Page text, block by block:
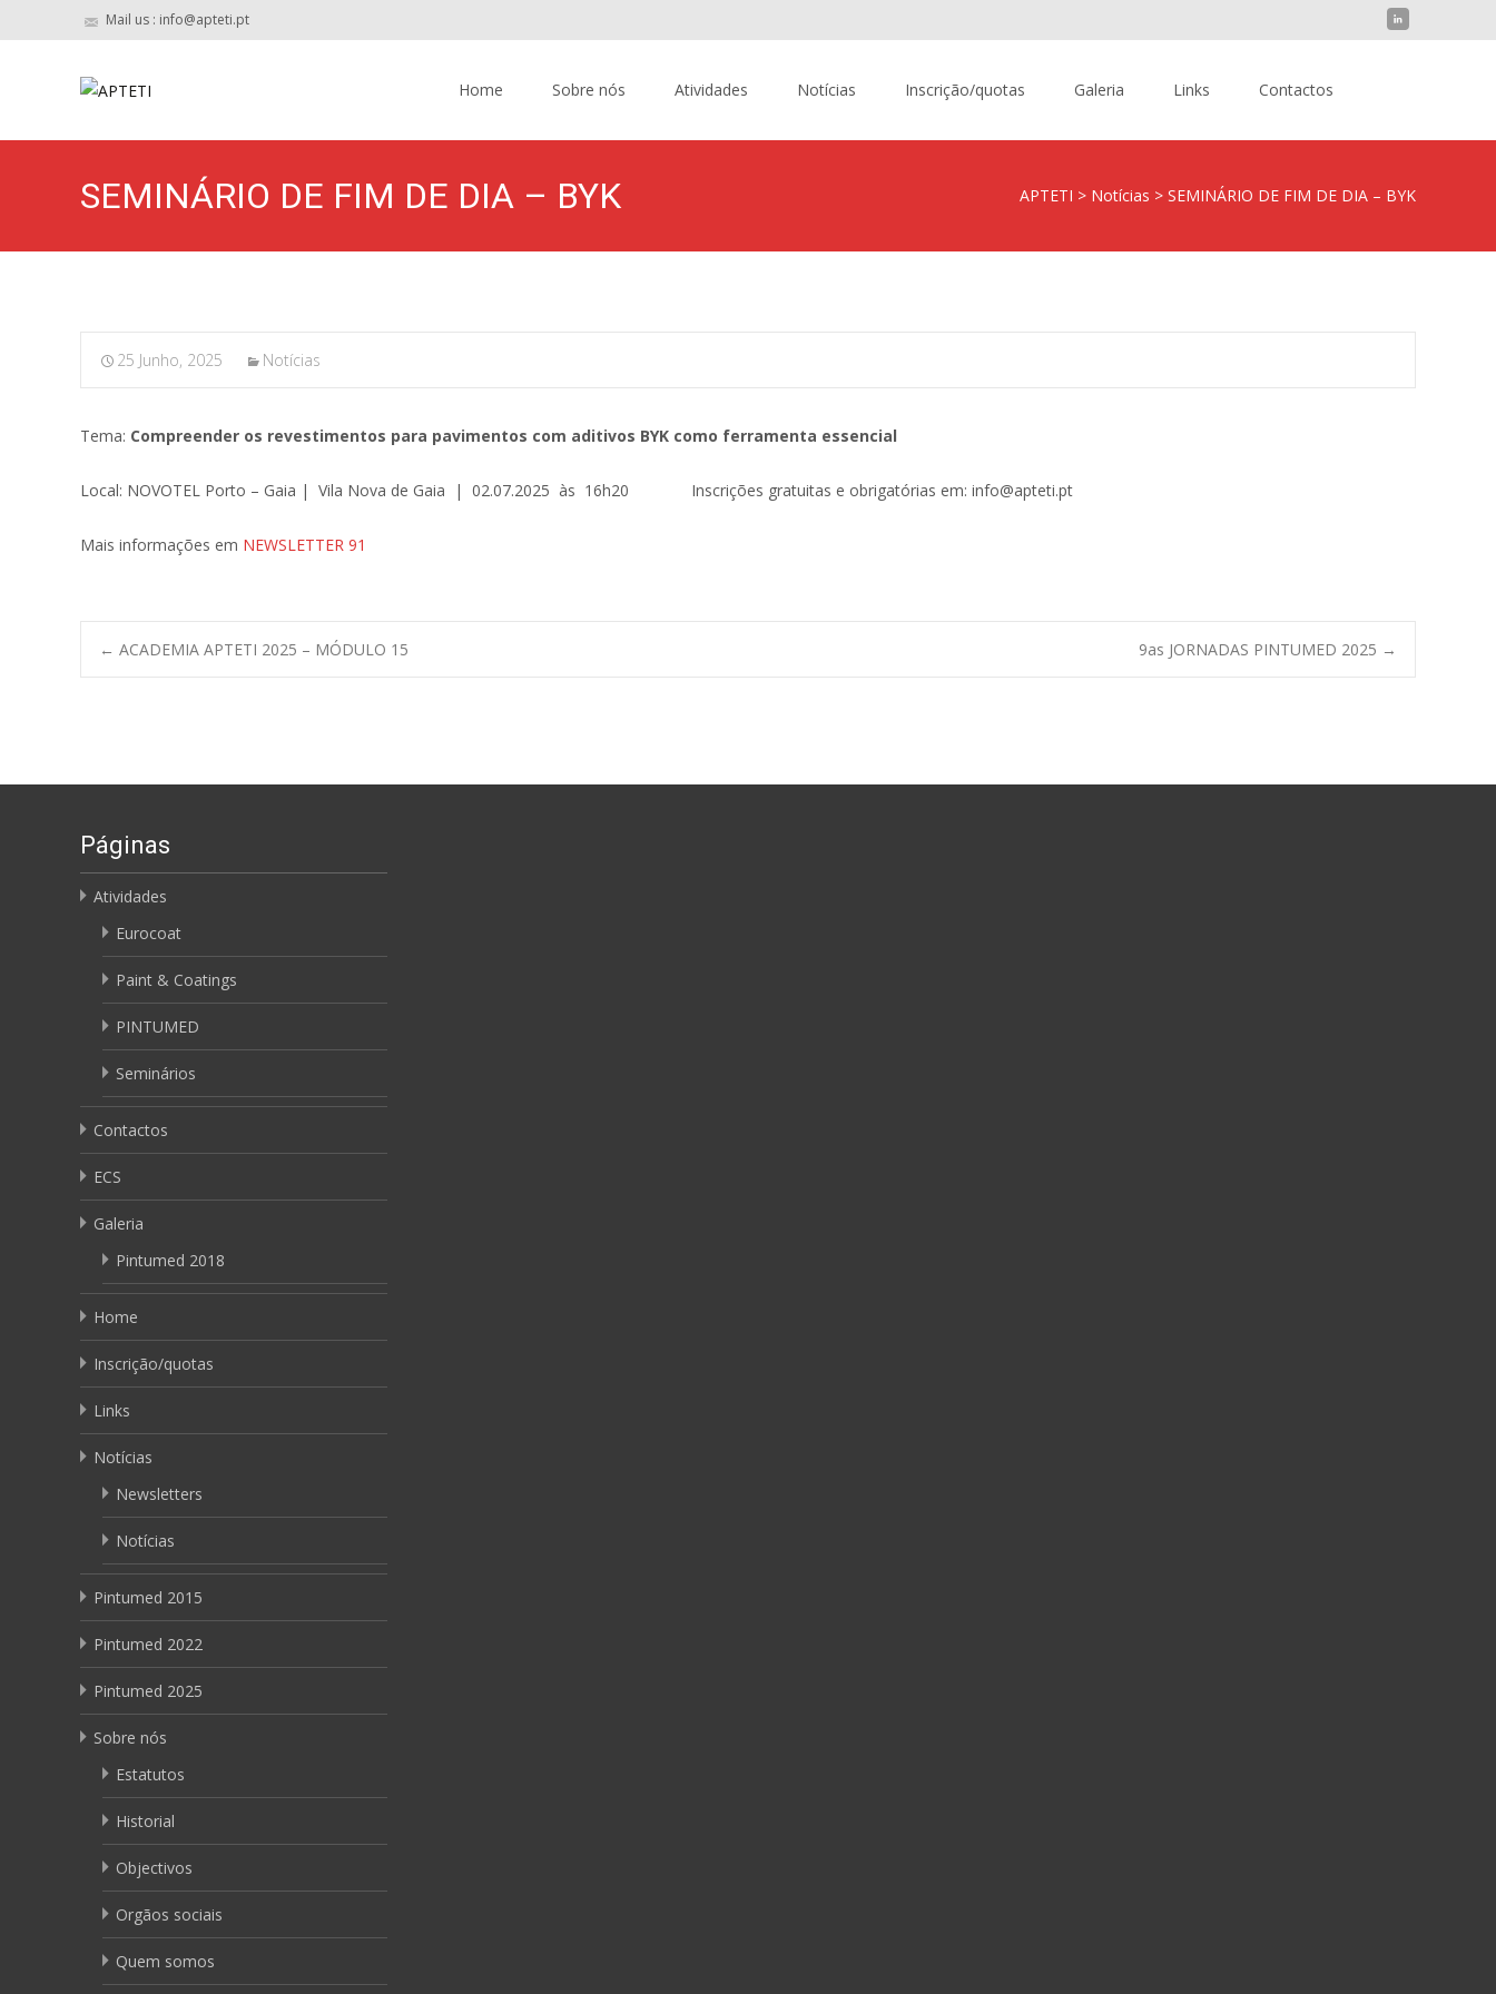
Mail us : info@apteti.pt
Home
Sobre nós Atividades Notícias Inscrição/quotas Galeria Links Contactos
SEMINÁRIO DE FIM DE DIA – BYK APTETI > Notícias > SEMINÁRIO DE FIM DE DIA – BYK
25 Junho, 2025 Notícias
Tema: Compreender os revestimentos para pavimentos com aditivos BYK como ferramenta essencial
Local: NOVOTEL Porto – Gaia | Vila Nova de Gaia | 02.07.2025 às 16h20 Inscrições gratuitas e obrigatórias em: info@apteti.pt
Mais informações em NEWSLETTER 91
← ACADEMIA APTETI 2025 – MÓDULO 15 9as JORNADAS PINTUMED 2025 →
Páginas
Atividades
Eurocoat
Paint & Coatings
PINTUMED
Seminários
Contactos
ECS
Galeria
Pintumed 2018
Home
Inscrição/quotas
Links
Notícias
Newsletters
Notícias
Pintumed 2015
Pintumed 2022
Pintumed 2025
Sobre nós
Estatutos
Historial
Objectivos
Orgãos sociais
Quem somos